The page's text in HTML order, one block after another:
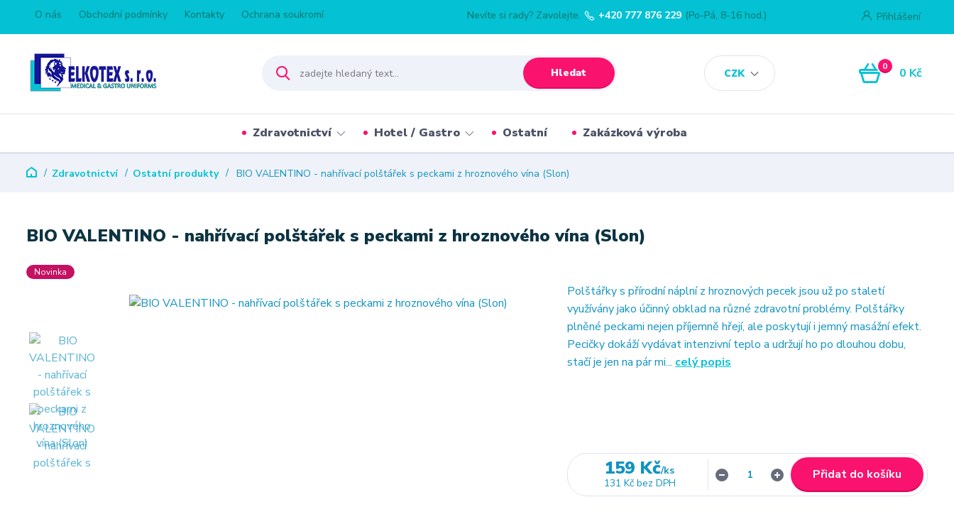
O nás Obchodní podmínky Kontakty Ochrana soukromí
CZK
Přihlášení
Hledat
Nevíte si rady? Zavolejte. +420 777 876 229 (Po-Pá, 8-16 hod.)
0 0 Kč
Zdravotnictví Hotel / Gastro Ostatní Zakázková výroba
Zdravotnictví Ostatní produkty BIO VALENTINO - nahřívací polštářek s peckami z hroznového vína (Slon)
BIO VALENTINO - nahřívací polštářek s peckami z hroznového vína (Slon)
Novinka
Polštářky s přírodní náplní z hroznových pecek jsou už po staletí
využívány jako účinný obklad na různé zdravotní problémy. Polštářky
plněné peckami nejen příjemně hřejí, ale poskytují i jemný masážní efekt.
Pecičky dokáží vydávat intenzivní teplo a udržují ho po dlouhou dobu,
stačí je jen na pár mi... celý popis
159 Kč/ks
131 Kč bez DPH
Přidat do košíku